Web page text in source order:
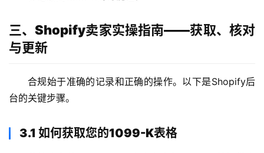
三、Shopify卖家实操指南——获取、核对
与更新
合规始于准确的记录和正确的操作。以下是Shopify后
台的关键步骤。
3.1 如何获取您的1099-K表格